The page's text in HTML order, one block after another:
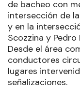
de bacheo con
intersección de
y en la
Scozzina y Pedro
Desde el área
conductores
lugares
señalizaciones.